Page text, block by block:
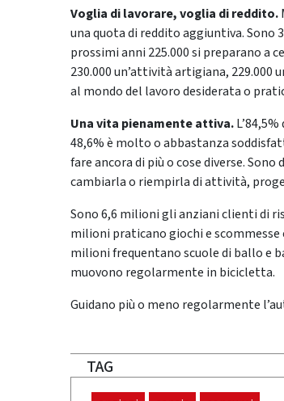
Voglia di lavorare, voglia di reddito.
una quota di reddito aggiuntiva.
prossimi anni 225.000 si preparano a
230.000 un’attività artigiana, 229.000
al mondo del lavoro desiderata o
Una vita pienamente attiva.
48,6% è molto o abbastanza
fare ancora di più o cose diverse.
cambiarla o riempirla di attività,
Sono 6,6 milioni gli anziani clienti di
milioni praticano giochi e
milioni frequentano scuole di ballo e
muovono regolarmente in bicicletta.
Guidano più o meno regolarmente
TAG